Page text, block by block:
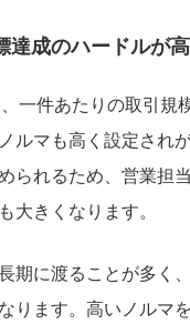
達成のハードルが
一件あたりの取引規
ルマも高く設定され
られるため、営業担
大きくなります。
期に渡ることが多く
ります。高いノルマ